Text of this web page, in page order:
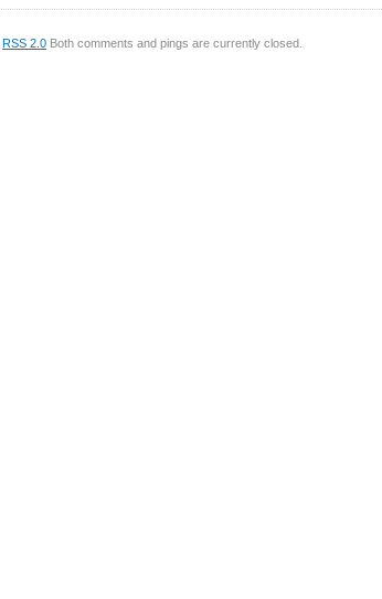
RSS 2.0 Both comments and pings are currently closed.